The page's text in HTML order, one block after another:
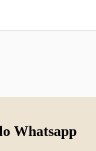
Whatsapp